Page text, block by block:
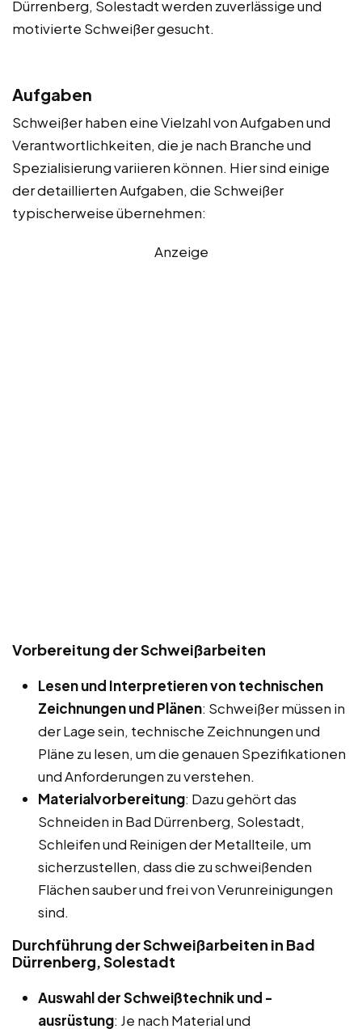
Dürrenberg, Solestadt werden zuverlässige und
motivierte Schweißer gesucht.
Aufgaben
Schweißer haben eine Vielzahl von Aufgaben und
Verantwortlichkeiten, die je nach Branche und
Spezialisierung variieren können. Hier sind einige
der detaillierten Aufgaben, die Schweißer
typischerweise übernehmen:
Anzeige
Vorbereitung der Schweißarbeiten
Lesen und Interpretieren von technischen
Zeichnungen und Plänen: Schweißer müssen in
der Lage sein, technische Zeichnungen und
Pläne zu lesen, um die genauen Spezifikationen
und Anforderungen zu verstehen.
Materialvorbereitung: Dazu gehört das
Schneiden in Bad Dürrenberg, Solestadt,
Schleifen und Reinigen der Metallteile, um
sicherzustellen, dass die zu schweißenden
Flächen sauber und frei von Verunreinigungen
sind.
Durchführung der Schweißarbeiten in Bad
Dürrenberg, Solestadt
Auswahl der Schweißtechnik und -
ausrüstung: Je nach Material und